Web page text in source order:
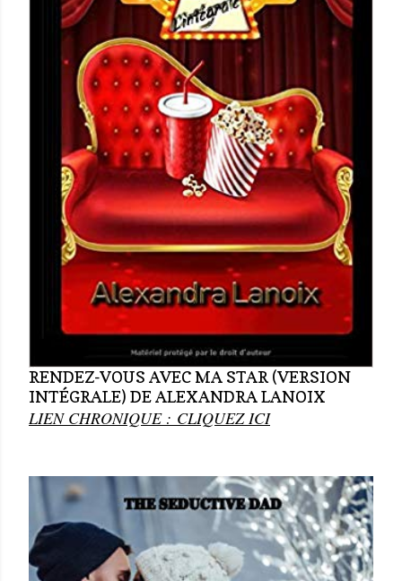
RENDEZ-VOUS AVEC MA STAR (VERSION
INTÉGRALE) DE ALEXANDRA LANOIX
LIEN CHRONIQUE : CLIQUEZ ICI